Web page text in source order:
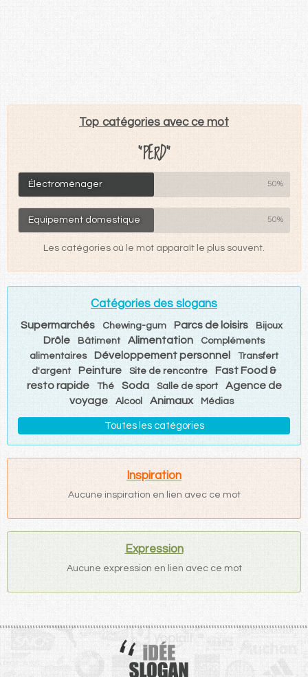
Top catégories avec ce mot
"PERD"
Électroménager 50%
Equipement domestique 50%
Les catégories où le mot apparaît le plus souvent.
Catégories des slogans
Supermarchés Chewing-gum Parcs de loisirs Bijoux
Drôle Bâtiment Alimentation
Compléments
alimentaires
Développement personnel
Transfert
d'argent
Peinture Site de rencontre
Fast Food &
resto rapide
Thé Soda Salle de sport
Agence de
voyage
Alcool Animaux Médias
Toutes les catégories
Inspiration
Aucune inspiration en lien avec ce mot
Expression
Aucune expression en lien avec ce mot